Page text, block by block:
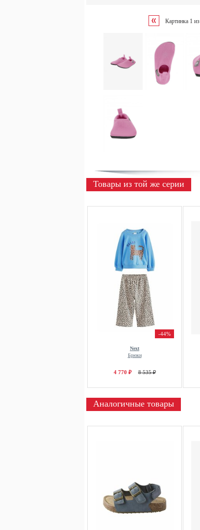
Картинка 1 из
Товары из той же серии
-44%
Next
Брюки
4 770 ₽ 8 535 ₽
Аналогичные товары